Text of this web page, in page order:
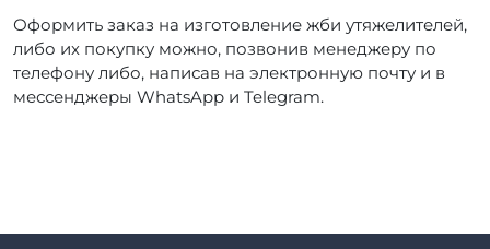
Оформить заказ на изготовление жби утяжелителей,
либо их покупку можно, позвонив менеджеру по
телефону либо, написав на электронную почту и в
мессенджеры WhatsApp и Telegram.